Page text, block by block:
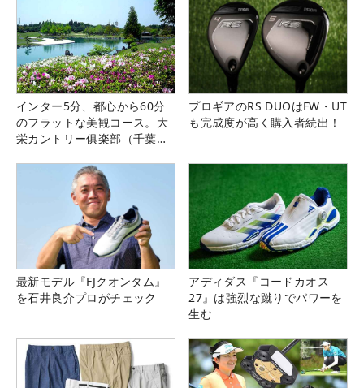
インター5分、都心から60分
のフラットな美観コース。大
栄カントリー俱楽部（千葉
プロギアのRS DUOはFW・UT
も完成度が高く購入者続出！
最新モデル『FJクオンタム』
を石井良介プロがチェック
アディダス『コードカオス
27』は強烈な蹴りでパワーを
生む